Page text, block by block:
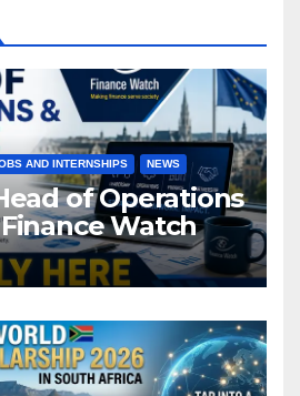
AND INTERNSHIPS NEWS
of Operations
Watch